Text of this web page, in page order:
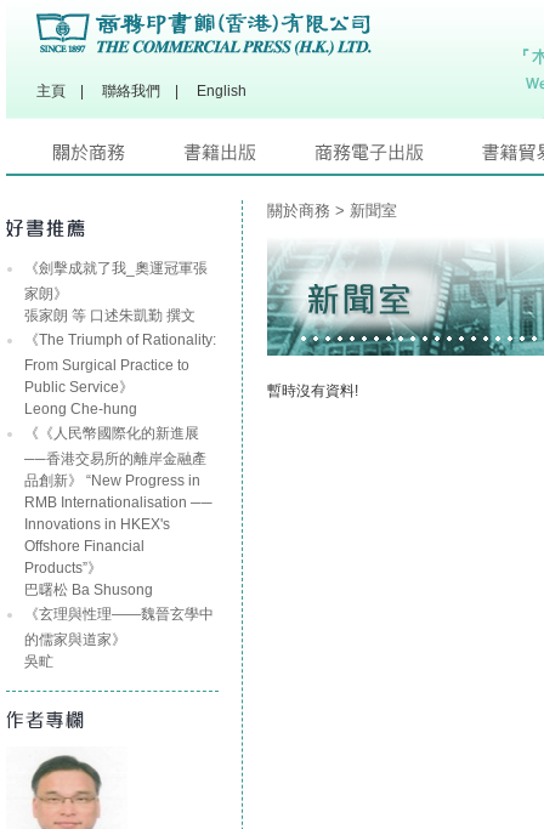
主頁 聯絡我們 English
《劍擊成就了我_奧運冠軍張
家朗》
張家朗 等 口述朱凱勤 撰文
《The Triumph of Rationality:
From Surgical Practice to
Public Service》
Leong Che-hung
《《人民幣國際化的新進展
──香港交易所的離岸金融產
品創新》 “New Progress in
RMB Internationalisation ──
Innovations in HKEX's
Offshore Financial
Products”》
巴曙松 Ba Shusong
《玄理與性理――魏晉玄學中
的儒家與道家》
吳甿
關於商務 > 新聞室
暫時沒有資料!